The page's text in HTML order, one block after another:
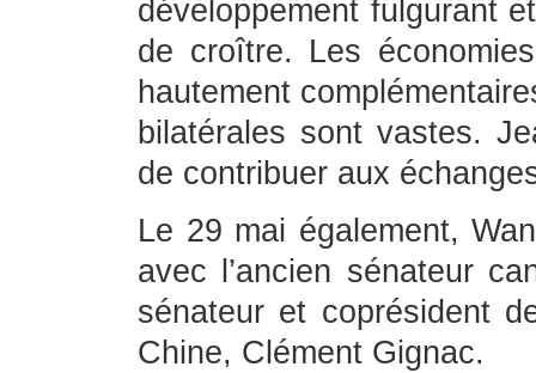
développement fulgurant
de croître. Les
hautement
bilatérales sont vastes.
de contribuer aux
Le 29 mai également,
avec l’ancien sénateur
sénateur et coprésident
Chine, Clément Gignac.